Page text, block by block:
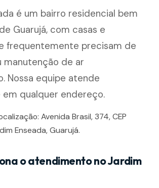
é um bairro residencial bem
Guarujá, com casas e
frequentemente precisam de
manutenção de ar
Nossa equipe atende
qualquer endereço.
Avenida Brasil, 374, CEP
Enseada, Guarujá.
o atendimento no Jardim